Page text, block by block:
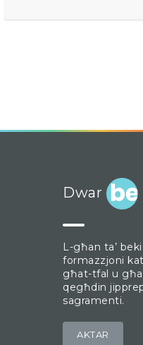
Dwar
L-għan ta’
formazzjoni
għat-tfal u
qegħdin
sagramenti.
AKTAR